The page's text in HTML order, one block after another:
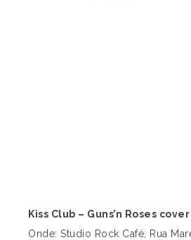
Kiss Club – Guns’n Roses cover
Onde: Studio Rock Café, Rua